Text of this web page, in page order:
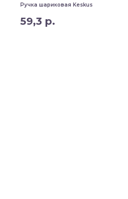
Ручка шариковая Keskus
59,3 р.